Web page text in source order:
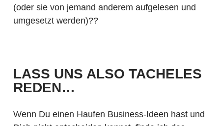
(oder sie von jemand anderem aufgelesen und
umgesetzt werden)??
LASS UNS ALSO TACHELES
REDEN…
Wenn Du einen Haufen Business-Ideen hast und